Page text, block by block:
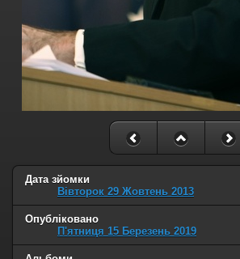
Дата зйомки
Вівторок 29 Жовтень 2013
Опубліковано
П'ятниця 15 Березень 2019